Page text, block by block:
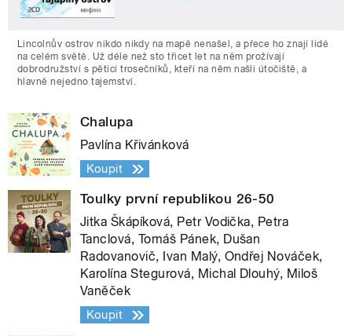
Lincolnův ostrov nikdo nikdy na mapě nenašel, a přece ho znají lidé
na celém světě. Už déle než sto třicet let na něm prožívají
dobrodružství s pěticí trosečníků, kteří na něm našli útočiště, a
hlavně nejedno tajemství.
Chalupa
Pavlína Křivánková
Koupit
Toulky první republikou 26-50
Jitka Škápíková, Petr Vodička, Petra
Tanclová, Tomáš Pánek, Dušan
Radovanovič, Ivan Malý, Ondřej Nováček,
Karolína Stegurová, Michal Dlouhý, Miloš
Vaněček
Koupit